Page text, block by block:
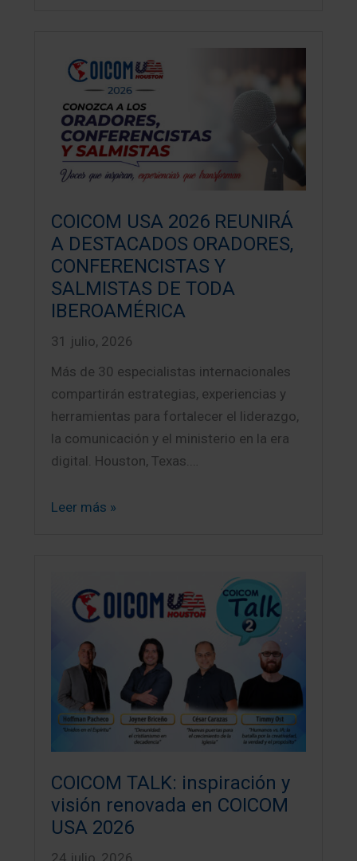
COICOM USA 2026 REUNIRÁ
A DESTACADOS ORADORES,
CONFERENCISTAS Y
SALMISTAS DE TODA
IBEROAMÉRICA
31 julio, 2026
Más de 30 especialistas internacionales
compartirán estrategias, experiencias y
herramientas para fortalecer el liderazgo,
la comunicación y el ministerio en la era
digital. Houston, Texas.…
Leer más »
COICOM TALK: inspiración y
visión renovada en COICOM
USA 2026
24 julio, 2026